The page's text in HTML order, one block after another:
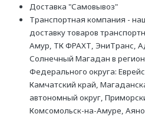
Доставка "Самовывоз"
Транспортная компания -
доставку товаров
Амур, ТК ФРАХТ, ЭниТранс,
Солнечный Магадан в
Федерального округа:
Камчатский край,
автономный округ,
Комсомольск-на-Амуре,